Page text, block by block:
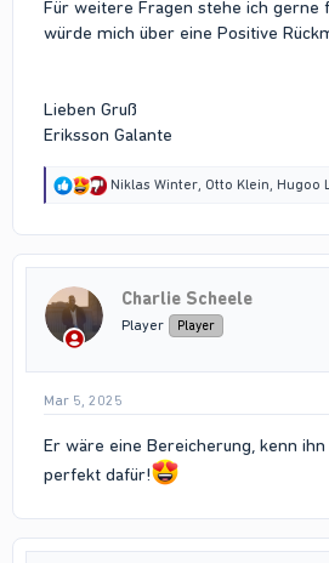
Für weitere Fragen stehe ich gerne
würde mich über eine Positive
Lieben Gruß
Eriksson Galante
R
t
Niklas Winter Otto Klein Hugoo
Charlie Scheele
Player Player
Mar 5, 2025
Er wäre eine Bereicherung, kenn
perfekt dafür!